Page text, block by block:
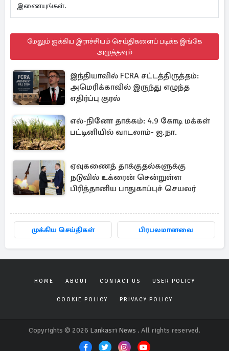
இணையுங்கள்.
மேலும் ஐக்கிய இராச்சியம் செய்திகளைப் படிக்க இங்கே
அழுத்தவும்
இந்தியாவில் FCRA சட்டத்திருத்தம்:
அமெரிக்காவில் இருந்து எழுந்த
எதிர்ப்பு குரல்
எல்-நினோ தாக்கம்: 4.9 கோடி மக்கள்
பட்டினியில் வாடலாம்- ஐ.நா.
ஏவுகணைத் தாக்குதல்களுக்கு
நடுவில் உக்ரைன் சென்றுள்ள
பிரித்தானிய பாதுகாப்புச் செயலர்
முக்கிய செய்திகள் பிரபலமானவை
HOME ABOUT CONTACT US USER POLICY
COOKIE POLICY PRIVACY POLICY
Copyrights © 2026 Lankasri News . All rights reserved.